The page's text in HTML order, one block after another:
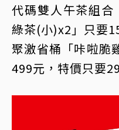
代碼雙人午茶組
綠茶(小)x2」只要
聚激省桶「咔啦脆
499元，特價只要